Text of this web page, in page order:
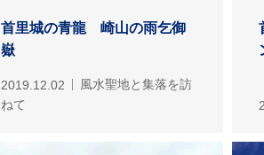
首里城の青龍 崎山の雨乞御
嶽
2019.12.02
風水聖地と集落を訪
ねて